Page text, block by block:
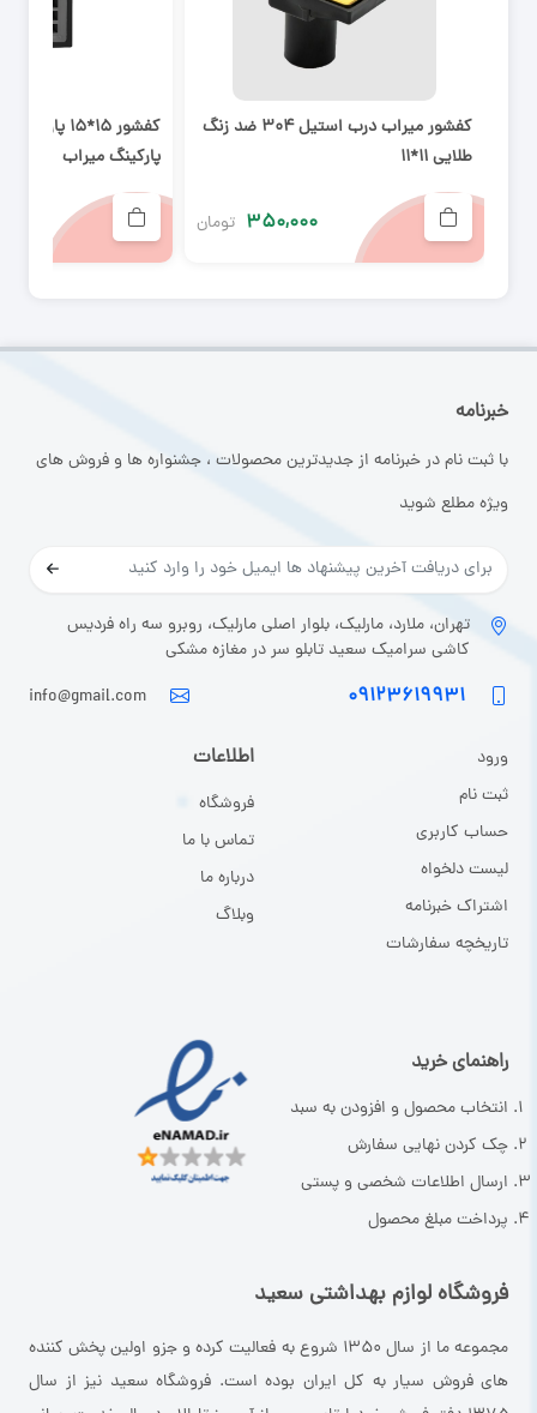
کفشور میراب درب استیل ۳۰۴ ضد زنگ
طلایی ۱۱*۱۱
۳۵۰,۰۰۰ تومان
کفشور ۱۵*۱۵
پارکینگ میراب
خبرنامه
با ثبت نام در خبرنامه از جدیدترین محصولات ، جشنواره ها و فروش های
ویژه مطلع شوید
تهران، ملارد، مارلیک، بلوار اصلی مارلیک، روبرو سه راه فردیس
کاشی سرامیک سعید تابلو سر در مغازه مشکی
۰۹۱۲۳۶۱۹۹۳۱ info@gmail.com
ورود
ثبت نام
حساب کاربری
لیست دلخواه
اشتراک خبرنامه
تاریخچه سفارشات
اطلاعات
فروشگاه
تماس با ما
درباره ما
وبلاگ
راهنمای خرید
انتخاب محصول و افزودن به سبد
چک کردن نهایی سفارش
ارسال اطلاعات شخصی و پستی
پرداخت مبلغ محصول
فروشگاه لوازم بهداشتی سعید
مجموعه ما از سال ۱۳۵۰ شروع به فعالیت کرده و جزو اولین پخش کننده
های فروش سیار به کل ایران بوده است. فروشگاه سعید نیز از سال